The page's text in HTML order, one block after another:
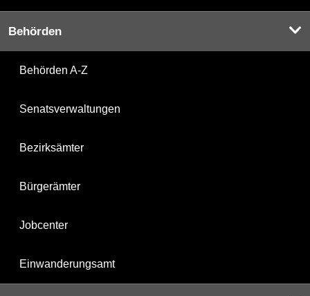
Behörden
Behörden A-Z
Senatsverwaltungen
Bezirksämter
Bürgerämter
Jobcenter
Einwanderungsamt